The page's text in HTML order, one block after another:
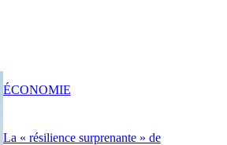
La « résilience surprenante » de
ÉCONOMIE